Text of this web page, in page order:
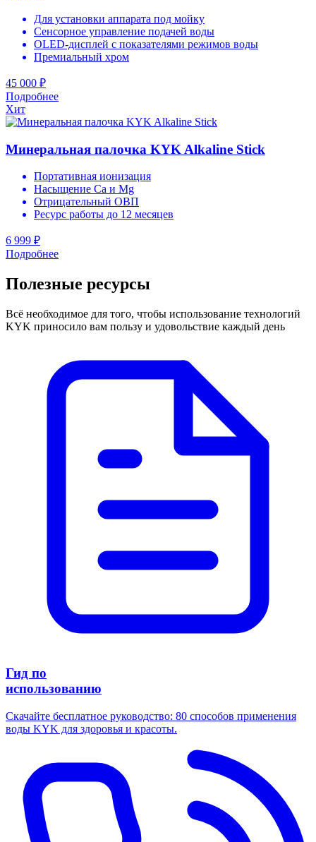
Для установки аппарата под мойку
Сенсорное управление подачей воды
OLED-дисплей с показателями режимов воды
Премиальный хром
45 000 ₽
Подробнее
Хит
Минеральная палочка KYK Alkaline Stick
Портативная ионизация
Насыщение Ca и Mg
Отрицательный ОВП
Ресурс работы до 12 месяцев
6 999 ₽
Подробнее
Полезные ресурсы
Всё необходимое для того, чтобы использование технологий
KYK приносило вам пользу и удовольствие каждый день
Гид по
использованию
Скачайте бесплатное руководство: 80 способов применения
воды KYK для здоровья и красоты.